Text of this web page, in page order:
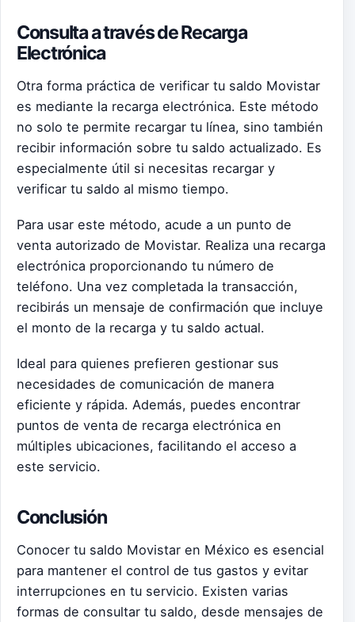
Consulta a través de Recarga
Electrónica
Otra forma práctica de verificar tu saldo Movistar
es mediante la recarga electrónica. Este método
no solo te permite recargar tu línea, sino también
recibir información sobre tu saldo actualizado. Es
especialmente útil si necesitas recargar y
verificar tu saldo al mismo tiempo.
Para usar este método, acude a un punto de
venta autorizado de Movistar. Realiza una recarga
electrónica proporcionando tu número de
teléfono. Una vez completada la transacción,
recibirás un mensaje de confirmación que incluye
el monto de la recarga y tu saldo actual.
Ideal para quienes prefieren gestionar sus
necesidades de comunicación de manera
eficiente y rápida. Además, puedes encontrar
puntos de venta de recarga electrónica en
múltiples ubicaciones, facilitando el acceso a
este servicio.
Conclusión
Conocer tu saldo Movistar en México es esencial
para mantener el control de tus gastos y evitar
interrupciones en tu servicio. Existen varias
formas de consultar tu saldo, desde mensajes de